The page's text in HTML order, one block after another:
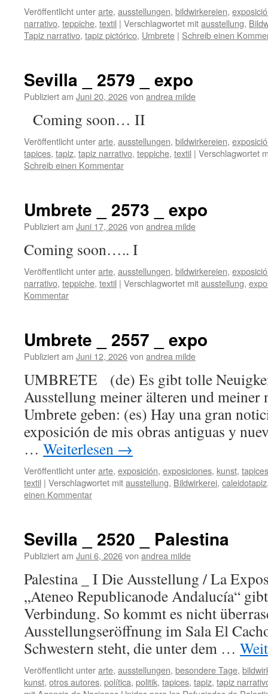
Veröffentlicht unterarte, ausstellungen, bildwirkereien,
narrativo, teppiche, textil | Verschlagwortet mitausstellung,
Tapiz narrativo, tapiz pictórico, Umbrete | Schreib einen
Sevilla _ 2579 _ expo
Publiziert am Juni 20, 2026von andrea milde
Coming soon… II
Veröffentlicht unterarte, ausstellungen, bildwirkereien,
tapices, tapiz, tapiz narrativo, teppiche, textil | Verschlagwortet
Schreib einen Kommentar
Umbrete _ 2573 _ expo
Publiziert am Juni 17, 2026von andrea milde
Coming soon….. I
Veröffentlicht unterarte, ausstellungen, bildwirkereien,
narrativo, teppiche, textil | Verschlagwortet mitausstellung,
Kommentar
Umbrete _ 2557 _ expo
Publiziert am Juni 12, 2026von andrea milde
UMBRETE (de) Es gibt tolle
Ausstellung meiner älteren und meiner
Umbrete geben: (es) Hay una gran
exposición de mis obras antiguas y
… Weiterlesen →
Veröffentlicht unterarte, exposición, exposiciones, kunst, tapices
textil | Verschlagwortet mitausstellung, Bildwirkerei, caleidotapiz
einen Kommentar
Sevilla _ 2520 _ Palestina
Publiziert am Juni 6, 2026von andrea milde
Palestina _ I Die Ausstellung / La
„Ateneo Republicanode Andalucía“
Verbindung. So kommt es nicht
Ausstellungseröffnung im Sala El
Schwestern steht, die unter dem …
Veröffentlicht unterarte, ausstellungen, besondere Tage,
kunst, otros autores, política, politik, tapices, tapiz, tapiz